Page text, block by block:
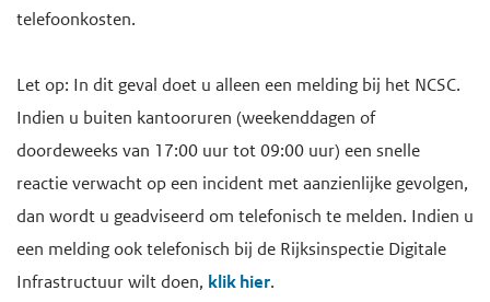
telefoonkosten.
Let op: In dit geval doet u alleen een melding bij het NCSC.
Indien u buiten kantooruren (weekenddagen of
doordeweeks van 17:00 uur tot 09:00 uur) een snelle
reactie verwacht op een incident met aanzienlijke gevolgen,
dan wordt u geadviseerd om telefonisch te melden. Indien u
een melding ook telefonisch bij de Rijksinspectie Digitale
Infrastructuur wilt doen, klik hier.